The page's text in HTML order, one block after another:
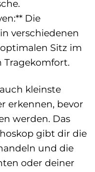
Die
verschiedenen
Sitz im
Tragekomfort.
kleinste
erkennen, bevor
werden. Das
gibt dir die
und die
oder deiner